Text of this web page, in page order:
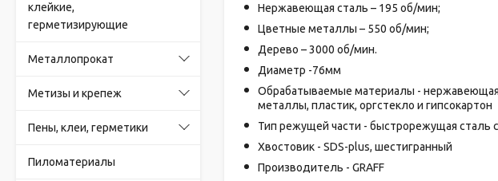
клейкие,
герметизирующие
Металлопрокат
Метизы и крепеж
Пены, клеи, герметики
Пиломатериалы
Нержавеющая сталь – 195 об/мин;
Цветные металлы – 550 об/мин;
Дерево – 3000 об/мин.
Диаметр -76мм
Обрабатываемые материалы -
металлы, пластик, оргстекло и гипсокартон
Тип режущей части - быстрорежущая сталь
Хвостовик - SDS-plus, шестигранный
Производитель - GRAFF